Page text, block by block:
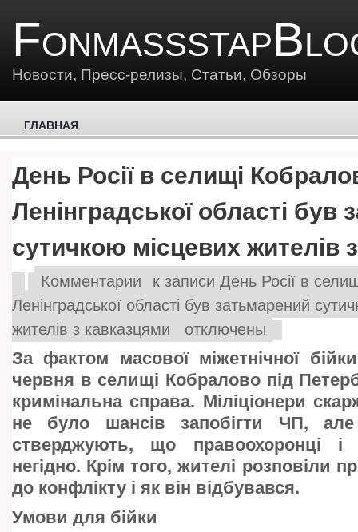
Новости, Пресс-релизы, Статьи, Обзоры
ГЛАВНАЯ
День Росії в селищі
Ленінградської області був
сутичкою місцевих жителів
Комментарии к записи День Росії в
Ленінградської області був затьмарений
жителів з кавказцями
отключены
За фактом масової міжетнічної
червня в селищі Кобралово під
кримінальна справа. Міліціонери
не було шансів запобігти ЧП, але
стверджують, що правоохоронці і
негідно. Крім того, жителі розповіли
до конфлікту і як він відбувався.
Умови для бійки